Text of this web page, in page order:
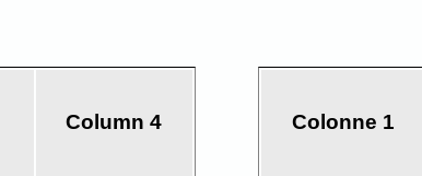
Column 4 Colonne 1